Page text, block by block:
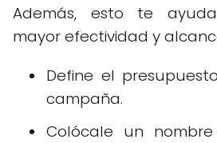
Además, esto te
mayor efectividad y
Define el
campaña.
Colócale un